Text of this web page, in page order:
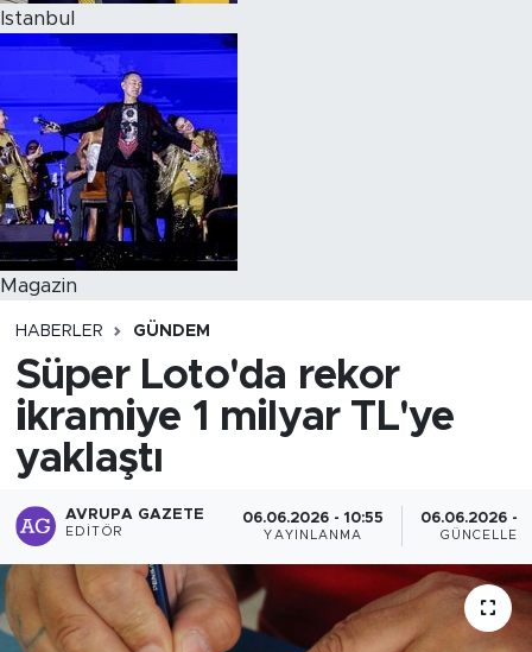
Istanbul
Magazin
HABERLER GÜNDEM
Süper Loto'da rekor
ikramiye 1 milyar TL'ye
yaklaştı
AVRUPA GAZETE
EDITÖR
06.06.2026 - 10:55
YAYINLANMA
06.06.2026 -